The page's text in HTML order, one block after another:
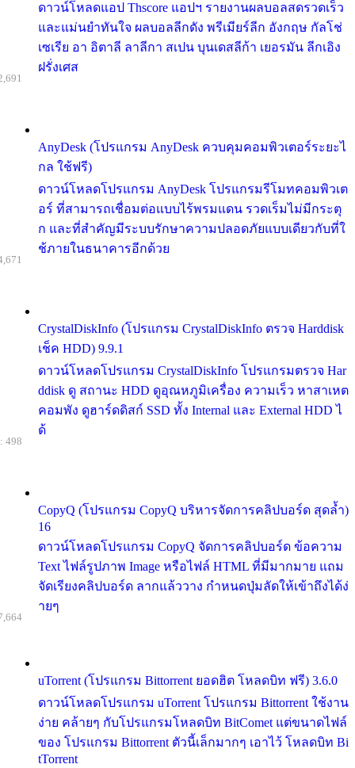
ดาวน์โหลดแอป Thscore แอปฯ รายงานผลบอลสดรวดเร็ว
และแม่นยำทันใจ ผลบอลลีกดัง พรีเมียร์ลีก อังกฤษ กัลโช่
เซเรีย อา อิตาลี ลาลีกา สเปน บุนเดสลีก้า เยอรมัน ลีกเอิง
ฝรั่งเศส
AnyDesk (โปรแกรม AnyDesk ควบคุมคอมพิวเตอร์ระยะไ
กล ใช้ฟรี)
ดาวน์โหลดโปรแกรม AnyDesk โปรแกรมรีโมทคอมพิวเต
อร์ ที่สามารถเชื่อมต่อแบบไร้พรมแดน รวดเร็มไม่มีกระตุ
ก และที่สำคัญมีระบบรักษาความปลอดภัยแบบเดียวกับที่ใ
ช้ภายในธนาคารอีกด้วย
CrystalDiskInfo (โปรแกรม CrystalDiskInfo ตรวจ Harddisk
เช็ค HDD) 9.9.1
ดาวน์โหลดโปรแกรม CrystalDiskInfo โปรแกรมตรวจ Har
ddisk ดู สถานะ HDD ดูอุณหภูมิเครื่อง ความเร็ว หาสาเหต
คอมพัง ดูฮาร์ดดิสก์ SSD ทั้ง Internal และ External HDD ไ
ด้
CopyQ (โปรแกรม CopyQ บริหารจัดการคลิปบอร์ด สุดล้ำ)
16
ดาวน์โหลดโปรแกรม CopyQ จัดการคลิปบอร์ด ข้อความ
Text ไฟล์รูปภาพ Image หรือไฟล์ HTML ที่มีมากมาย แถม
จัดเรียงคลิปบอร์ด ลากแล้ววาง กำหนดปุ่มลัดให้เข้าถึงได้ง่
ายๆ
498
uTorrent (โปรแกรม Bittorrent ยอดฮิต โหลดบิท ฟรี) 3.6.0
ดาวน์โหลดโปรแกรม uTorrent โปรแกรม Bittorrent ใช้งาน
ง่าย คล้ายๆ กับโปรแกรมโหลดบิท BitComet แต่ขนาดไฟล์
ของ โปรแกรม Bittorrent ตัวนี้เล็กมากๆ เอาไว้ โหลดบิท Bi
tTorrent